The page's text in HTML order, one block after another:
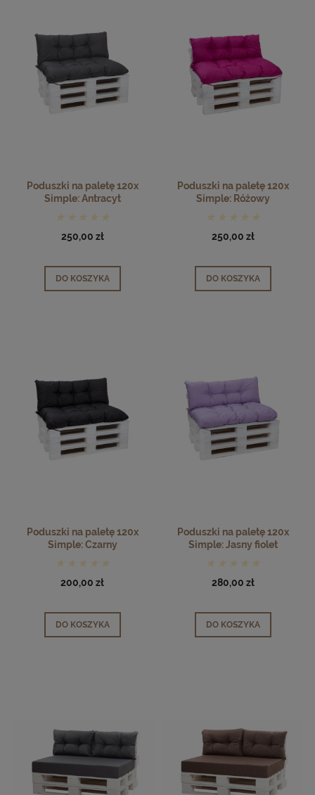
Poduszki na paletę 120x
Simple: Antracyt
250,00 zł
DO KOSZYKA
Poduszki na paletę 120x
Simple: Różowy
250,00 zł
DO KOSZYKA
Poduszki na paletę 120x
Simple: Czarny
200,00 zł
DO KOSZYKA
Poduszki na paletę 120x
Simple: Jasny fiolet
280,00 zł
DO KOSZYKA